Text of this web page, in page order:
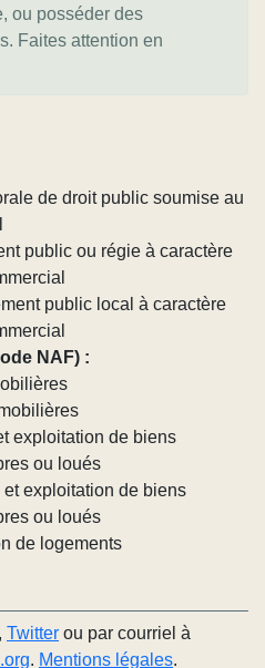
ou posséder des
Faites attention en
de droit public soumise au
public ou régie à caractère
public local à caractère
NAF) :
exploitation de biens
ou loués
exploitation de biens
ou loués
de logements
, Twitter ou par courriel à
. Mentions légales.